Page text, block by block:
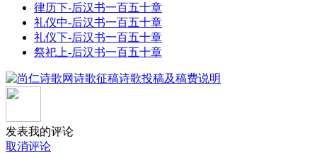
律历下-后汉书一百五十章
礼仪中-后汉书一百五十章
礼仪下-后汉书一百五十章
祭祀上-后汉书一百五十章
发表我的评论
取消评论